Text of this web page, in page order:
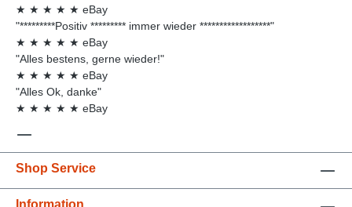
★ ★ ★ ★ ★ eBay
"*********Positiv ********* immer wieder ******************"
★ ★ ★ ★ ★ eBay
"Alles bestens, gerne wieder!"
★ ★ ★ ★ ★ eBay
"Alles Ok, danke"
★ ★ ★ ★ ★ eBay
Shop Service
Information